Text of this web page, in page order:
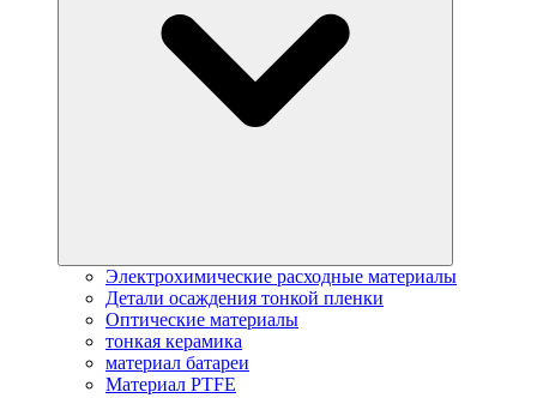
Электрохимические расходные материалы
Детали осаждения тонкой пленки
Оптические материалы
тонкая керамика
материал батареи
Материал PTFE